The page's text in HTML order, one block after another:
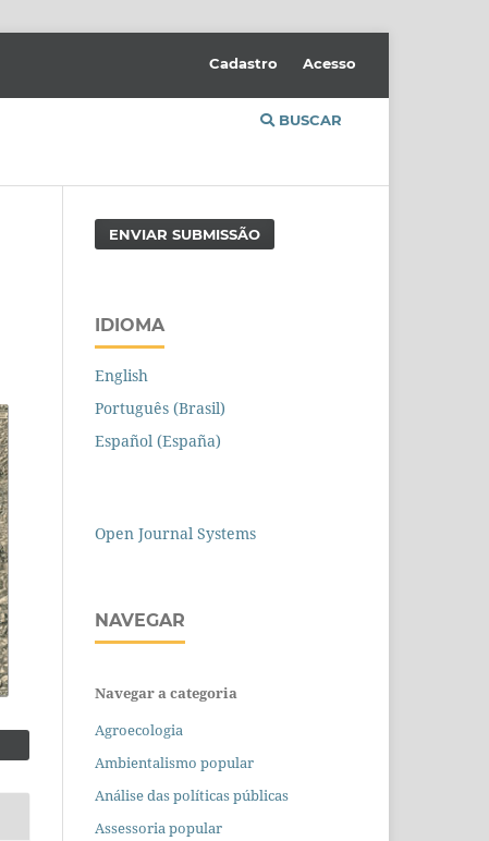
BUSCAR
Cadastro Acesso
ENVIAR SUBMISSÃO
IDIOMA
English
Português (Brasil)
Español (España)
Open Journal Systems
NAVEGAR
Navegar a categoria
Agroecologia
Ambientalismo popular
Análise das políticas públicas
Assessoria popular